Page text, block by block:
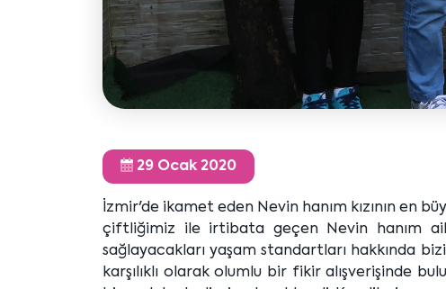
29 Ocak 2020
İzmir'de ikamet eden Nevin hanım kızının en
çiftliğimiz ile irtibata geçen Nevin hanım
sağlayacakları yaşam standartları hakkında
karşılıklı olarak olumlu bir fikir alışverişinde